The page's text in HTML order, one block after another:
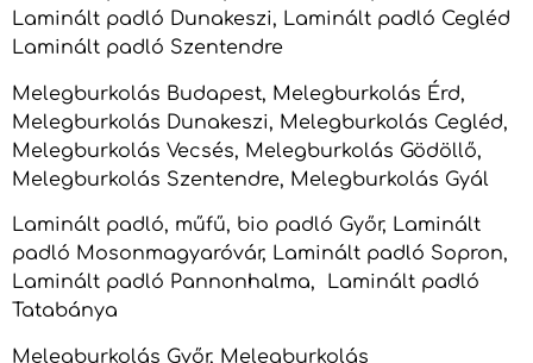
Laminált padló Dunakeszi, Laminált padló Cegléd
Laminált padló Szentendre
Melegburkolás Budapest, Melegburkolás Érd,
Melegburkolás Dunakeszi, Melegburkolás Cegléd,
Melegburkolás Vecsés, Melegburkolás Gödöllő,
Melegburkolás Szentendre, Melegburkolás Gyál
Laminált padló, műfű, bio padló Győr, Laminált
padló Mosonmagyaróvár, Laminált padló Sopron,
Laminált padló Pannonhalma, Laminált padló
Tatabánya
Melegburkolás Győr, Melegburkolás